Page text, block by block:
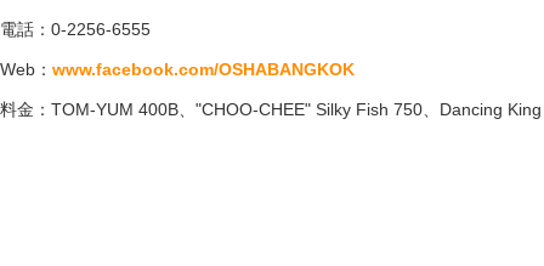
電話：0-2256-6555
Web： www.facebook.com/OSHABANGKOK
料金：TOM-YUM 400B、"CHOO-CHEE" Silky Fish 750、Dancing